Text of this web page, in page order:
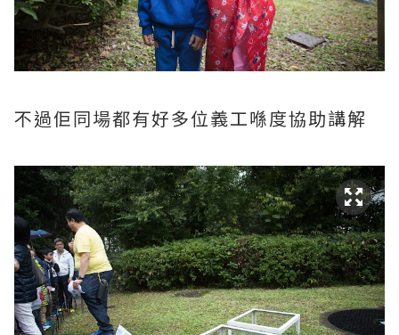
不過佢同場都有好多位義工喺度協助講解